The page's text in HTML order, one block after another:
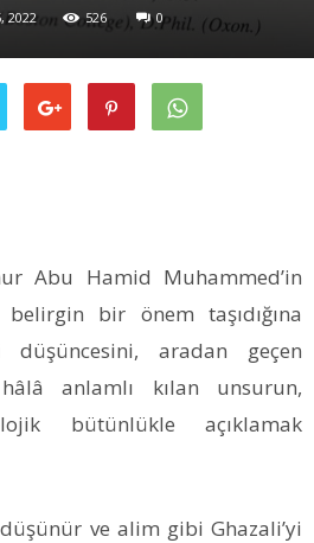
2022 526 0
Özay
Abu Hamid Muhammed’in
belirgin bir önem taşıdığına
aradan geçen
anlamlı kılan unsurun,
bütünlükle açıklamak
ve alim gibi Ghazali’yi